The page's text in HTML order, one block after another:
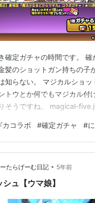
確定ガチャの時間です。 確
髪のショットガン持ちの子
知らない。 マジカルショッ
トウとか何でもマジカル付
そうですね。 magical-
とか。マギカは知らないの
ないでしょうねｗ お兄さ
連確定ガチャ 美樹さやか
コほむら ネコマミ 美樹さ
ー ネコトースター 窓辺の乙
カコラボ #確定ガチャ #
たらげーむ日記 • 5年前
ュ【ウマ娘】